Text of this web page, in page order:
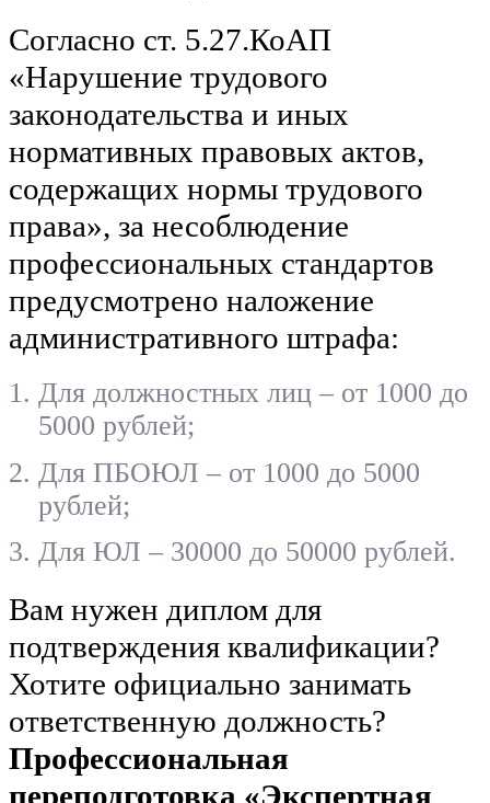
Согласно ст. 5.27.КоАП
«Нарушение трудового
законодательства и иных
нормативных правовых актов,
содержащих нормы трудового
права», за несоблюдение
профессиональных стандартов
предусмотрено наложение
административного штрафа:
Для должностных лиц – от 1000 до
5000 рублей;
Для ПБОЮЛ – от 1000 до 5000
рублей;
Для ЮЛ – 30000 до 50000 рублей.
Вам нужен диплом для
подтверждения квалификации?
Хотите официально занимать
ответственную должность?
Профессиональная
переподготовка «Экспертная